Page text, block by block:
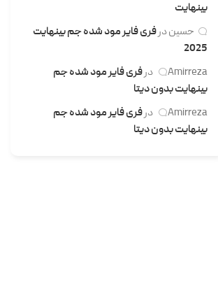
بینهایت
حسیندرفری فایر مود شده جم بینهایت
2025
Amirreza
درفری فایر مود شده جم
بینهایت بدون دیتا
Amirreza
درفری فایر مود شده جم
بینهایت بدون دیتا